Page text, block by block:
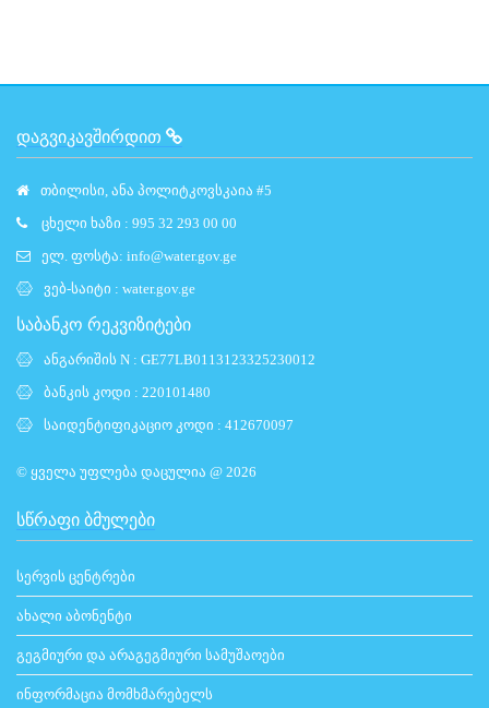
ᲓᲐᲒᲕᲘᲙᲐᲕᲨᲘᲠᲓᲘᲗ
თბილისი, ანა პოლიტკოვსკაია #5
ცხელი ხაზი : 995 32 293 00 00
ელ. ფოსტა: info@water.gov.ge
ვებ-საიტი : water.gov.ge
საბანკო რეკვიზიტები
ანგარიშის N : GE77LB0113123325230012
ბანკის კოდი : 220101480
საიდენტიფიკაციო კოდი : 412670097
© ყველა უფლება დაცულია @ 2026
ᲡᲬᲠᲐᲤᲘ ᲑᲛᲣᲚᲔᲑᲘ
სერვის ცენტრები
ახალი აბონენტი
გეგმიური და არაგეგმიური სამუშაოები
ინფორმაცია მომხმარებელს